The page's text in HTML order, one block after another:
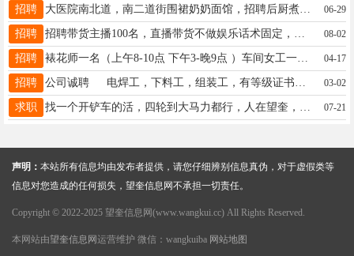
招聘 大医院南北道，南二道街围裙奶奶面馆，招聘后厨煮面师傅一名3000元， 电话14704563443 06-29
招聘 08-02
招聘 裱花师一名（上午8-10点 下午3-晚9点 ）车间女工一名 裱花学员两名包教包会 详情咨询：15345561111 04-17
招聘 03-02
求职 07-21
声明： 本站所有信息均由发布者提供，请您仔细辨别信息真伪，对于虚假类等
信息对您造成的任何损失，望奎信息网不承担一切责任。
Copyright © 2022-2025 望奎信息网(www.wangkui.cc) All Rights Reserved.
本网站由望奎信息网 运营维护 微信：wangkuiba 网站地图